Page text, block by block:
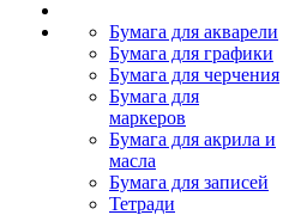
Бумага для акварели
Бумага для графики
Бумага для черчения
Бумага для
маркеров
Бумага для акрила и
масла
Бумага для записей
Тетради